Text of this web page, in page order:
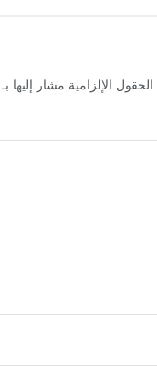
الحقول الإلزامية مشار إليها بـ